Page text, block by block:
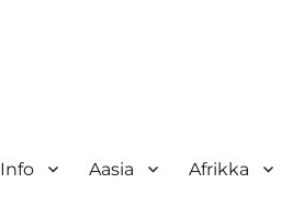
Info Aasia Afrikka